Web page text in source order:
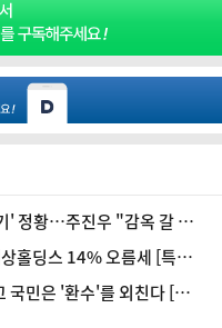
' 정황…주진우 "감옥 갈 사
홀딩스 14% 오름세 [특징
국민은 '환수'를 외친다 [데